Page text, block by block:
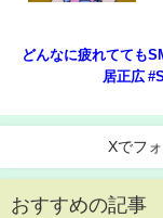
どんなに疲れてても
居正広
Xでフ
おすすめの記事